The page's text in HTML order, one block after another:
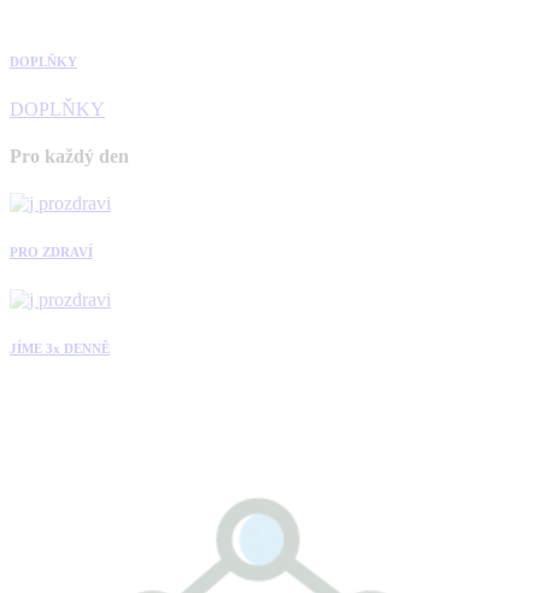
DOPLŇKY
DOPLŇKY
Pro každý den
PRO ZDRAVÍ
JÍME 3x DENNĚ